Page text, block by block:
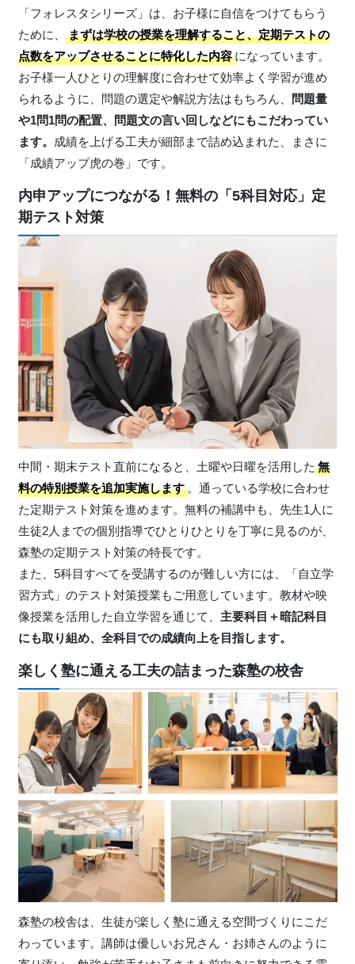
「フォレスタシリーズ」は、お子様に自信をつけてもらう
ために、
まずは学校の授業を理解すること、定期テストの
点数をアップさせることに特化した内容になっています。
お子様一人ひとりの理解度に合わせて効率よく学習が進め
られるように、問題の選定や解説方法はもちろん、
問題量
や1問1問の配置、問題文の言い回しなどにもこだわってい
ます。 成績を上げる工夫が細部まで詰め込まれた、まさに
「成績アップ虎の巻」です。
内申アップにつながる！無料の「5科目対応」定
期テスト対策
中間・期末テスト直前になると、土曜や日曜を活用した 無
料の特別授業を追加実施します。通っている学校に合わせ
た定期テスト対策を進めます。無料の補講中も、先生1人に
生徒2人までの個別指導でひとりひとりを丁寧に見るのが、
森塾の定期テスト対策の特長です。
また、5科目すべてを受講するのが難しい方には、「自立学
習方式」のテスト対策授業もご用意しています。教材や映
像授業を活用した自立学習を通じて、 主要科目＋暗記科目
にも取り組め、全科目での成績向上を目指します。
楽しく塾に通える工夫の詰まった森塾の校舎
森塾の校舎は、生徒が楽しく塾に通える空間づくりにこだ
わっています。講師は優しいお兄さん・お姉さんのように